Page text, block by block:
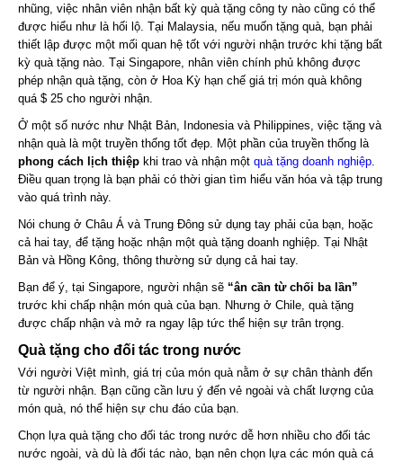
nhũng, việc nhân viên nhận bất kỳ quà tặng công ty nào cũng có thể
được hiểu như là hối lộ. Tại Malaysia, nếu muốn tặng quà, bạn phải
thiết lập được một mối quan hệ tốt với người nhận trước khi tặng bất
kỳ quà tặng nào. Tại Singapore, nhân viên chính phủ không được
phép nhận quà tặng, còn ở Hoa Kỳ hạn chế giá trị món quà không
quá $ 25 cho người nhận.
Ở một số nước như Nhật Bản, Indonesia và Philippines, việc tặng và
nhận quà là một truyền thống tốt đẹp. Một phần của truyền thống là
phong cách lịch thiệp khi trao và nhận một quà tặng doanh nghiệp
Điều quan trọng là bạn phải có thời gian tìm hiểu văn hóa và tập trung
vào quá trình này.
Nói chung ở Châu Á và Trung Đông sử dụng tay phải của bạn, hoặc
cả hai tay, để tặng hoặc nhận một quà tặng doanh nghiệp. Tại Nhật
Bản và Hồng Kông, thông thường sử dụng cả hai tay.
Bạn để ý, tại Singapore, người nhận sẽ “ân cần từ chối ba lần”
trước khi chấp nhận món quà của bạn. Nhưng ở Chile, quà tặng
được chấp nhận và mở ra ngay lập tức thể hiện sự trân trọng.
Quà tặng cho đối tác trong nước
Với người Việt mình, giá trị của món quà nằm ở sự chân thành đến
từ người nhận. Bạn cũng cần lưu ý đến vẻ ngoài và chất lượng của
món quà, nó thể hiện sự chu đáo của bạn.
Chọn lựa quà tặng cho đối tác trong nước dễ hơn nhiều cho đối tác
nước ngoài, và dù là đối tác nào, bạn nên chọn lựa các món quà cá